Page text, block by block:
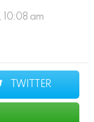
10:08 am
TWITTER